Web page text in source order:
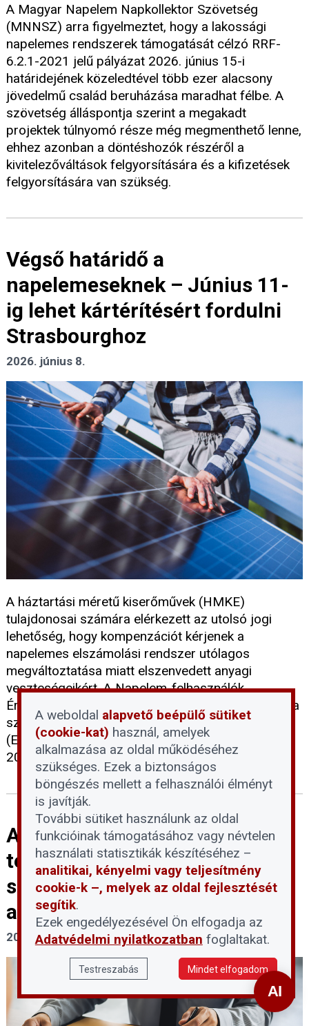
A Magyar Napelem Napkollektor Szövetség
(MNNSZ) arra figyelmeztet, hogy a lakossági
napelemes rendszerek támogatását célzó RRF-
6.2.1-2021 jelű pályázat 2026. június 15-i
határidejének közeledtével több ezer alacsony
jövedelmű család beruházása maradhat félbe. A
szövetség álláspontja szerint a megakadt
projektek túlnyomó része még megmenthető lenne,
ehhez azonban a döntéshozók részéről a
kivitelezőváltások felgyorsítására és a kifizetések
felgyorsítására van szükség.
Végső határidő a
napelemeseknek – Június 11-
ig lehet kártérítésért fordulni
Strasbourghoz
2026. június 8.
A háztartási méretű kiserőművek (HMKE)
tulajdonosai számára elérkezett az utolsó jogi
lehetőség, hogy kompenzációt kérjenek a
napelemes elszámolási rendszer utólagos
megváltoztatása miatt elszenvedett anyagi
veszteségeikért. A Napelem-felhasználók
Érdekvédelmi Platformja (NÉP) Egyesület felhívása
szerint az Emberi Jogok Európai Bíróságához
(EJEB) benyújtandó egyéni kártérítési kérelmeket
2026. június 11-ig kell postára adni.
A devizahiteles eljárások
tervezett felfüggesztése:
segítség vagy újabb akadály az
adósoknak?
2026. június 1.
A weboldal alapvető beépülő sütiket
(cookie-kat) használ, amelyek
alkalmazása az oldal működéséhez
szükséges. Ezek a biztonságos
böngészés mellett a felhasználói élményt
is javítják.
További sütiket használunk az oldal
funkcióinak támogatásához vagy névtelen
használati statisztikák készítéséhez –
analitikai, kényelmi vagy teljesítmény
cookie-k –, melyek az oldal fejlesztését
segítik.
Ezek engedélyezésével Ön elfogadja az
Adatvédelmi nyilatkozatban foglaltakat.
Testreszabás Mindet elfogadom